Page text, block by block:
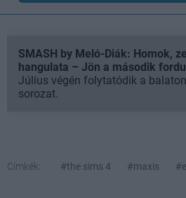
SMASH by Meló-Diák: Homok,
hangulata – Jön a második
Július végén folytatódik a
sorozat.
Címkék: #the sims 4 #maxis